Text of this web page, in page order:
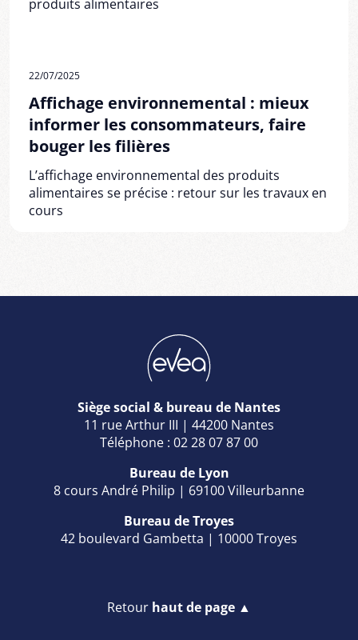
22/07/2025
Affichage environnemental : mieux
informer les consommateurs, faire
bouger les filières
L’affichage environnemental des produits
alimentaires se précise : retour sur les travaux en
cours
Siège social & bureau de Nantes
11 rue Arthur III | 44200 Nantes
Téléphone : 02 28 07 87 00
Bureau de Lyon
8 cours André Philip | 69100 Villeurbanne
Bureau de Troyes
42 boulevard Gambetta | 10000 Troyes
Retour haut de page ▲